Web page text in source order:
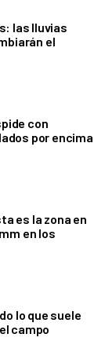
las lluvias
el
con
por encima
es la zona en
en los
lo que suele
campo